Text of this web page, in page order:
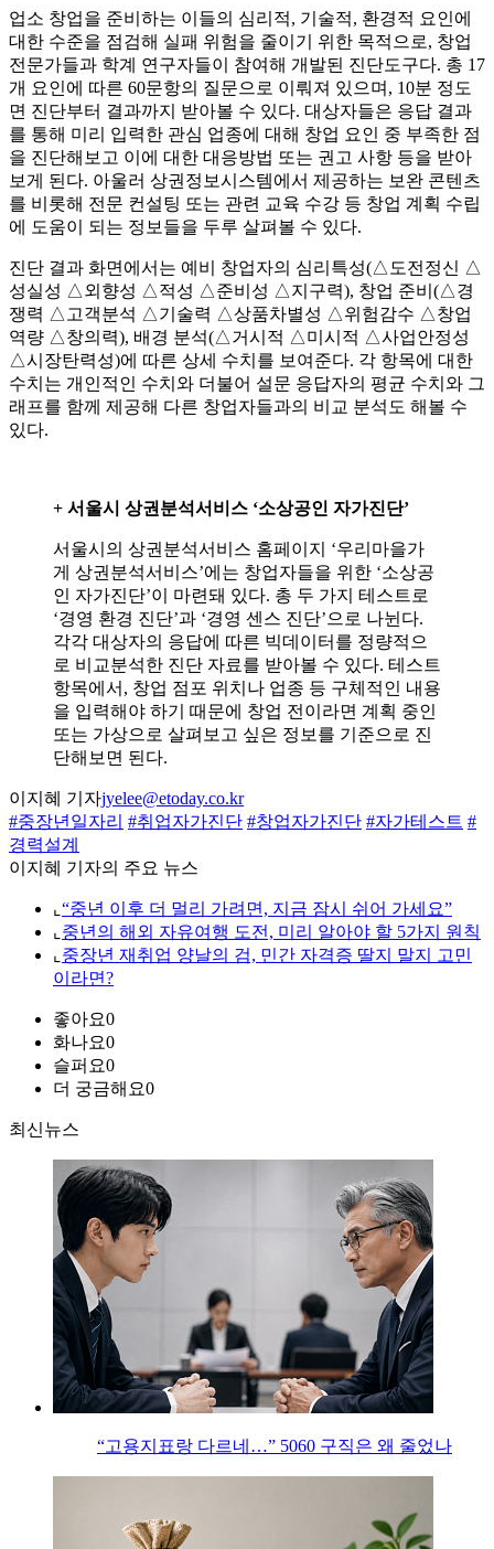
업소 창업을 준비하는 이들의 심리적, 기술적, 환경적 요인에
대한 수준을 점검해 실패 위험을 줄이기 위한 목적으로, 창업
전문가들과 학계 연구자들이 참여해 개발된 진단도구다. 총 17
개 요인에 따른 60문항의 질문으로 이뤄져 있으며, 10분 정도
면 진단부터 결과까지 받아볼 수 있다. 대상자들은 응답 결과
를 통해 미리 입력한 관심 업종에 대해 창업 요인 중 부족한 점
을 진단해보고 이에 대한 대응방법 또는 권고 사항 등을 받아
보게 된다. 아울러 상권정보시스템에서 제공하는 보완 콘텐츠
를 비롯해 전문 컨설팅 또는 관련 교육 수강 등 창업 계획 수립
에 도움이 되는 정보들을 두루 살펴볼 수 있다.
진단 결과 화면에서는 예비 창업자의 심리특성(△도전정신 △
성실성 △외향성 △적성 △준비성 △지구력), 창업 준비(△경
쟁력 △고객분석 △기술력 △상품차별성 △위험감수 △창업
역량 △창의력), 배경 분석(△거시적 △미시적 △사업안정성
△시장탄력성)에 따른 상세 수치를 보여준다. 각 항목에 대한
수치는 개인적인 수치와 더불어 설문 응답자의 평균 수치와 그
래프를 함께 제공해 다른 창업자들과의 비교 분석도 해볼 수
있다.
+ 서울시 상권분석서비스 ‘소상공인 자가진단’
서울시의 상권분석서비스 홈페이지 ‘우리마을가
게 상권분석서비스’에는 창업자들을 위한 ‘소상공
인 자가진단’이 마련돼 있다. 총 두 가지 테스트로
‘경영 환경 진단’과 ‘경영 센스 진단’으로 나뉜다.
각각 대상자의 응답에 따른 빅데이터를 정량적으
로 비교분석한 진단 자료를 받아볼 수 있다. 테스트
항목에서, 창업 점포 위치나 업종 등 구체적인 내용
을 입력해야 하기 때문에 창업 전이라면 계획 중인
또는 가상으로 살펴보고 싶은 정보를 기준으로 진
단해보면 된다.
이지혜 기자jyelee@etoday.co.kr
#중장년일자리 #취업자가진단 #창업자가진단 #자가테스트 #
경력설계
이지혜 기자의 주요 뉴스
⌞ “중년 이후 더 멀리 가려면, 지금 잠시 쉬어 가세요”
⌞ 중년의 해외 자유여행 도전, 미리 알아야 할 5가지 원칙
⌞ 중장년 재취업 양날의 검, 민간 자격증 딸지 말지 고민
이라면?
좋아요0
화나요0
슬퍼요0
더 궁금해요0
최신뉴스
“고용지표랑 다르네…” 5060 구직은 왜 줄었나